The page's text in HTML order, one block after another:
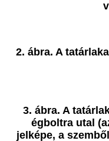
2. ábra. A
3. ábra. A
égboltra utal
jelképe, a